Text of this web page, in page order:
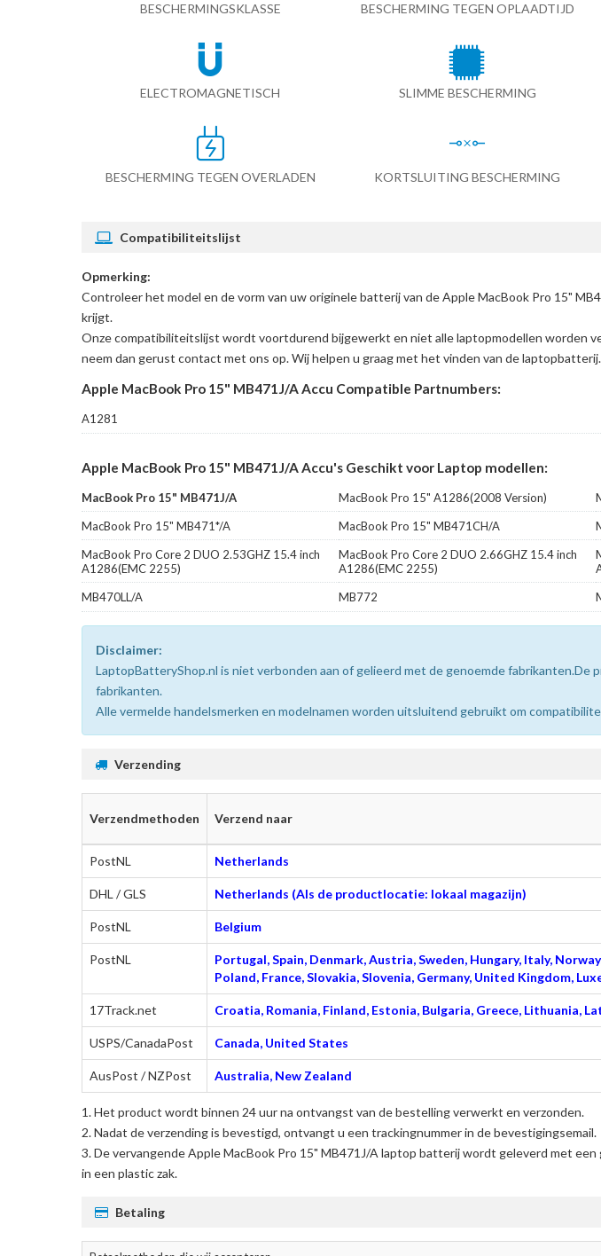
BESCHERMINGSKLASSE BESCHERMING TEGEN OPLAADTIJD
ELECTROMAGNETISCH SLIMME BESCHERMING
BESCHERMING TEGEN OVERLADEN KORTSLUITING BESCHERMING
Compatibiliteitslijst
Opmerking:
Controleer het model en de vorm van uw originele batterij van de Apple MacBook Pro 15"
krijgt.
Onze compatibiliteitslijst wordt voortdurend bijgewerkt en niet alle laptopmodellen worden
neem dan gerust contact met ons op. Wij helpen u graag met het vinden van de laptopbatterij.
Apple MacBook Pro 15" MB471J/A Accu Compatible Partnumbers:
A1281
Apple MacBook Pro 15" MB471J/A Accu's Geschikt voor Laptop modellen:
MacBook Pro 15" MB471J/A MacBook Pro 15" A1286(2008 Version)
MacBook Pro 15" MB471*/A
MacBook Pro 15" MB471CH/A
MacBook Pro Core 2 DUO 2.53GHZ 15.4 inch
A1286(EMC 2255)
MacBook Pro Core 2 DUO 2.66GHZ 15.4 inch
A1286(EMC 2255)
MB470LL/A MB772
Disclaimer:
LaptopBatteryShop.nl is niet verbonden aan of gelieerd met de genoemde
fabrikanten.
Alle vermelde handelsmerken en modelnamen worden uitsluitend gebruikt om
Verzending
Verzendmethoden Verzend naar
PostNL Netherlands
DHL / GLS Netherlands (Als de productlocatie: lokaal magazijn)
PostNL Belgium
PostNL
Portugal, Spain, Denmark, Austria, Sweden, Hungary, Italy,
Poland, France, Slovakia, Slovenia, Germany, United Kingdom,
17Track.net Croatia, Romania, Finland, Estonia, Bulgaria, Greece, Lithuania,
USPS/CanadaPost Canada, United States
AusPost / NZPost Australia, New Zealand
Het product wordt binnen 24 uur na ontvangst van de bestelling verwerkt en verzonden.
Nadat de verzending is bevestigd, ontvangt u een trackingnummer in de bevestigingsemail.
Devervangende Apple MacBook Pro 15" MB471J/A laptop batterijwordt geleverd met een
in een plastic zak.
Betaling